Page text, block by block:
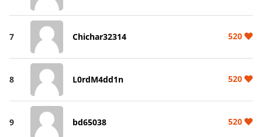
7 Chichar32314 520
8 L0rdM4dd1n 520
9 bd65038 520